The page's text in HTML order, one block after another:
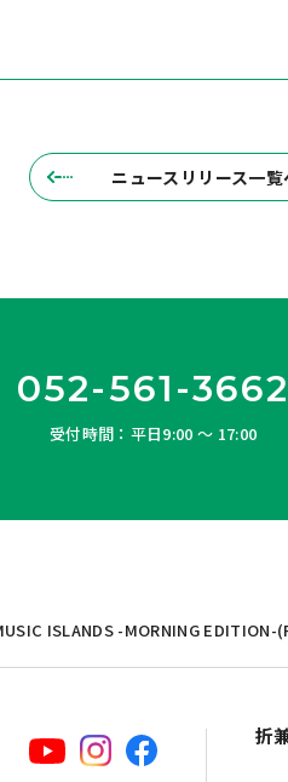
ニュースリリース一覧
052-561-3662
受付時間：平日9:00 ～ 17:00
ISLANDS -MORNING
折